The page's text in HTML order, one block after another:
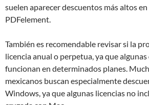
suelen aparecer descuentos más altos
PDFelement.
También es recomendable revisar si la
licencia anual o perpetua, ya que
funcionan en determinados planes.
mexicanos buscan especialmente
Windows, ya que algunas licencias no